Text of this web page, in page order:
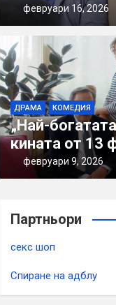
февруари 16, 2026
ДРАМА КОМЕДИЯ
„Най-
кината от 13
февруари 9, 2026
Партньори
секс шоп
Спиране на адблу